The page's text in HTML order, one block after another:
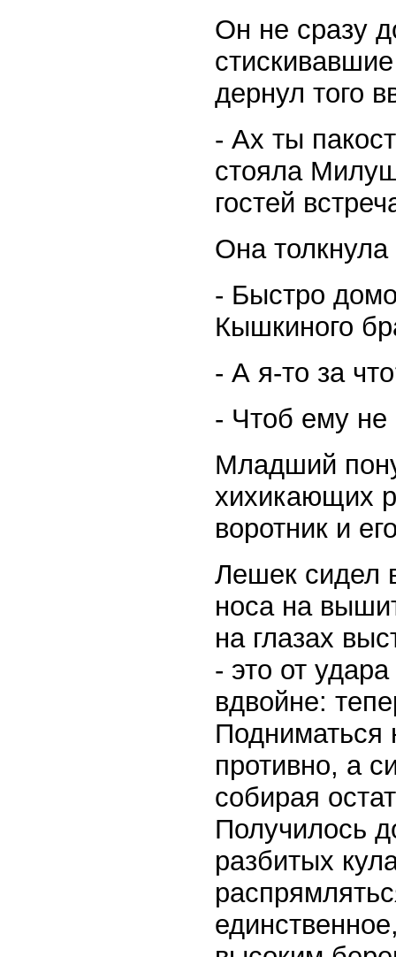
Он не сразу
дернул того
- Ах ты
стояла
гостей
Она
- Быстро
Кышкиного
- А я-то за
- Чтоб ему не
Младший
хихикающих
воротник и
Лешек сидел
носа на
на глазах
- это от
вдвойне:
Подниматься
противно, а
собирая
Получилось
разбитых